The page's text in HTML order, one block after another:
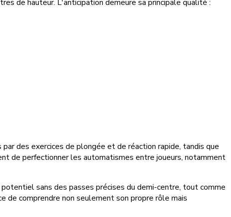
de hauteur. L'anticipation demeure sa principale qualité :
des exercices de plongée et de réaction rapide, tandis que
de perfectionner les automatismes entre joueurs, notamment
sans des passes précises du demi-centre, tout comme
de comprendre non seulement son propre rôle mais